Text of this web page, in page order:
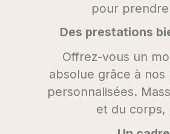
pour
Des prestations
Offrez-vous un
absolue grâce à
personnalisées.
et du corps,